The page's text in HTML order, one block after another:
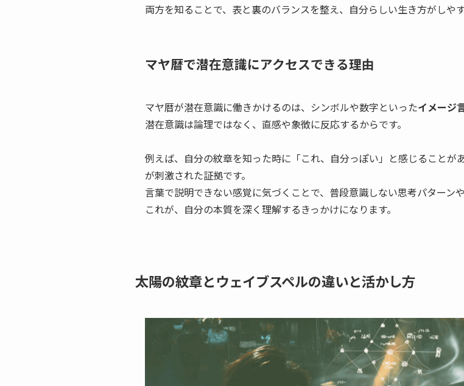
両方を知ることで、表と裏のバランスを整え、自分らしい生き方がしやす
マヤ暦で潜在意識にアクセスできる理由
マヤ暦が潜在意識に働きかけるのは、シンボルや数字といったイメージ
潜在意識は論理ではなく、直感や象徴に反応するからです。
例えば、自分の紋章を知った時に「これ、自分っぽい」と感じること
が刺激された証拠です。
言葉で説明できない感覚に気づくことで、普段意識しない思考パターン
これが、自分の本質を深く理解するきっかけになります。
太陽の紋章とウェイブスペルの違いと活かし方